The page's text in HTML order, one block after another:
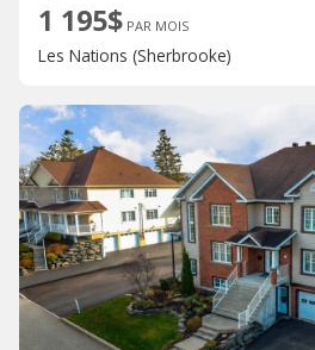
1 195$ PAR MOIS
Les Nations (Sherbrooke)